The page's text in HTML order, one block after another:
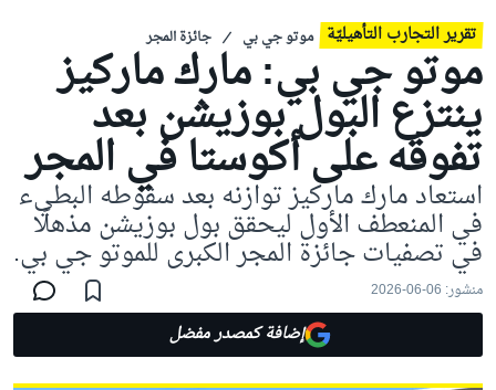
تقرير التجارب التأهيليّة موتو جي بي جائزة المجر
موتو جي بي: مارك ماركيز
ينتزع البول بوزيشن بعد
تفوقه على أكوستا في المجر
استعاد مارك ماركيز توازنه بعد سقوطه البطيء
في المنعطف الأول ليحقق بول بوزيشن مذهلًا
في تصفيات جائزة المجر الكبرى للموتو جي بي.
منشور: 06-06-2026
إضافة كمصدر مفضل